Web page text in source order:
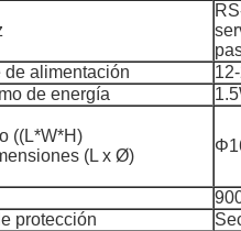
de alimentación
de energía
((L*W*H)
(L x Ø)
protección